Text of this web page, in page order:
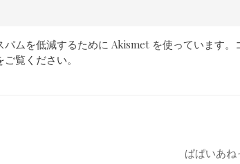
パムを低減するために Akismet を使っています。
ご覧ください。
ぱぱいあ